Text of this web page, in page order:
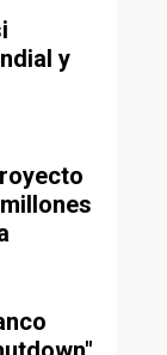
y